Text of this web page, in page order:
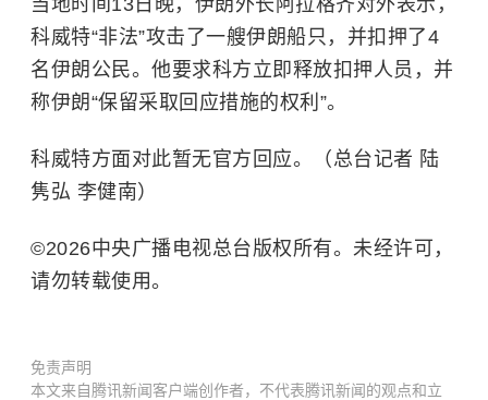
科威特“非法”攻击了一艘伊朗船只，并扣押了4
名伊朗公民。他要求科方立即释放扣押人员，并
称伊朗“保留采取回应措施的权利”。
科威特方面对此暂无官方回应。（总台记者 陆
隽弘 李健南）
©2026中央广播电视总台版权所有。未经许可，
请勿转载使用。
免责声明
本文来自腾讯新闻客户端创作者，不代表腾讯新闻的观点和立